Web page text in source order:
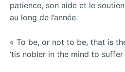
patience, son aide et le
au long de l’année.
« To be, or not to be, that is
‘tis nobler in the mind to suffer